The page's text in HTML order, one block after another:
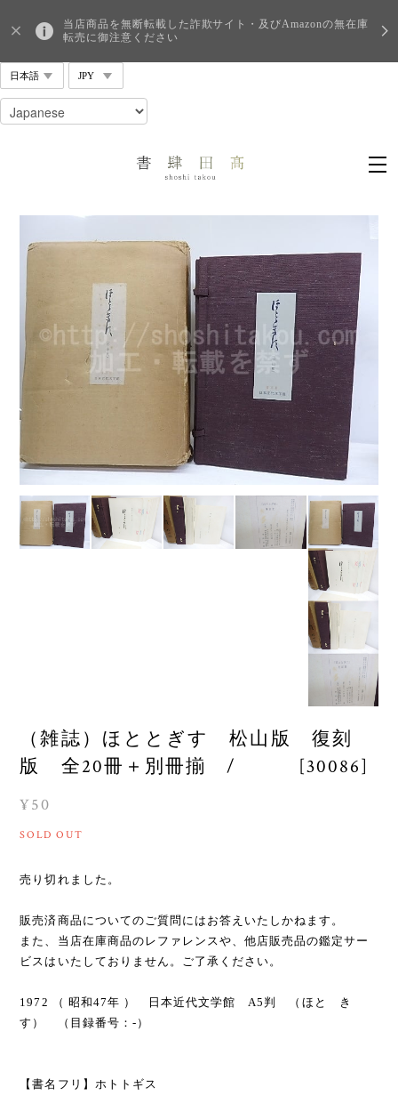
当店商品を無断転載した詐欺サイト・及びAmazonの無在庫
転売に御注意ください
（雑誌）ほととぎす 松山版 復刻
版 全20冊＋別冊揃 / [30086]
¥50
SOLD OUT
売り切れました。
販売済商品についてのご質問にはお答えいたしかねます。
また、当店在庫商品のレファレンスや、他店販売品の鑑定サー
ビスはいたしておりません。ご了承ください。
1972 （ 昭和47年 ） 日本近代文学館 A5判 （ほとゝき
す） （目録番号：-）
【書名フリ】ホトトギス